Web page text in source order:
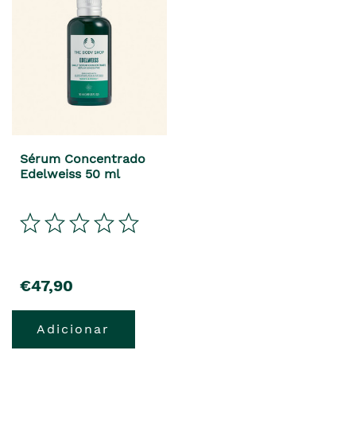
Sérum Concentrado
Edelweiss 50 ml
€47,90
Adicionar